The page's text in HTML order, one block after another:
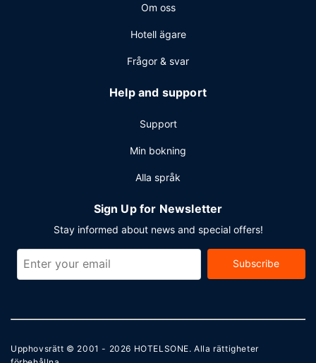
Om oss
Hotell ägare
Frågor & svar
Help and support
Support
Min bokning
Alla språk
Sign Up for Newsletter
Stay informed about news and special offers!
Subscribe
Upphovsrätt © 2001 - 2026 HOTELSONE. Alla rättigheter